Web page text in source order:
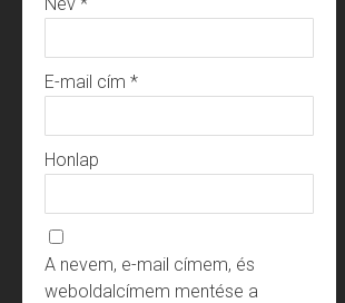
E-mail cím *
Honlap
A nevem, e-mail címem, és
weboldalcímem mentése a